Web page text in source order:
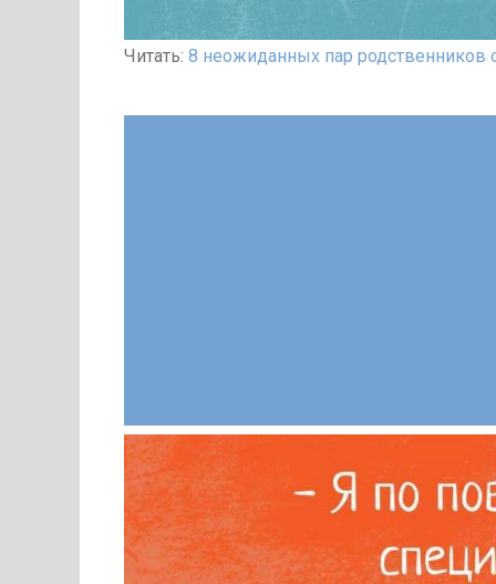
Читать: 8 неожиданных пар родственников